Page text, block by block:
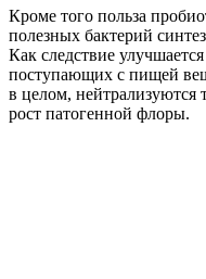
Кроме того польза
полезных бактерий
Как следствие
поступающих с пищей
в целом, нейтрализуются
рост патогенной флоры.